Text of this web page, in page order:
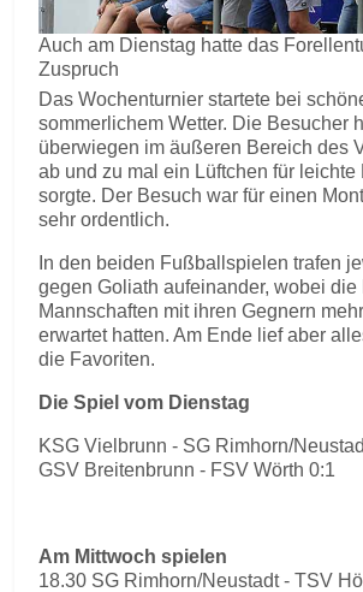
Auch am Dienstag hatte das
Zuspruch
Das Wochenturnier startete bei
sommerlichem Wetter. Die Besucher
überwiegen im äußeren Bereich des
ab und zu mal ein Lüftchen für leichte
sorgte. Der Besuch war für einen
sehr ordentlich.
In den beiden Fußballspielen trafen
gegen Goliath aufeinander, wobei
Mannschaften mit ihren Gegnern
erwartet hatten. Am Ende lief aber
die Favoriten.
Die Spiel vom Dienstag
KSG Vielbrunn - SG Rimhorn/
GSV Breitenbrunn - FSV Wörth 0:1
Am Mittwoch spielen
18.30 SG Rimhorn/Neustadt - TSV